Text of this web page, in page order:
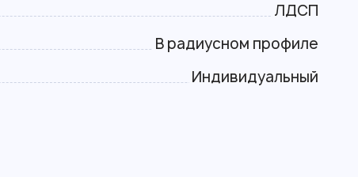
ЛДСП
В радиусном профиле
Индивидуальный